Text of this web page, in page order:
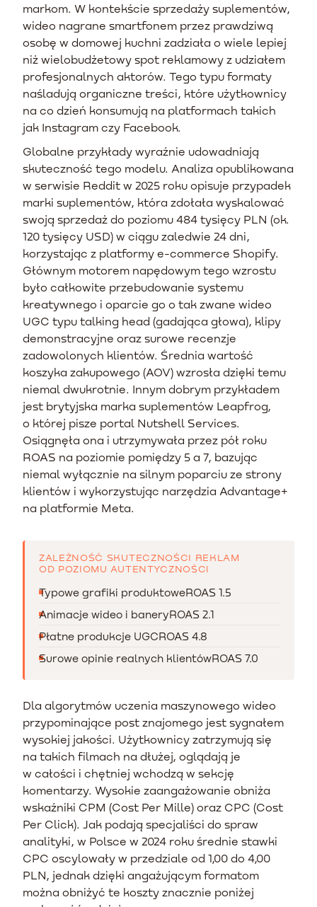
markom. W kontekście sprzedaży suplementów,
wideo nagrane smartfonem przez prawdziwą
osobę w domowej kuchni zadziała o wiele lepiej
niż wielobudżetowy spot reklamowy z udziałem
profesjonalnych aktorów. Tego typu formaty
naśladują organiczne treści, które użytkownicy
na co dzień konsumują na platformach takich
jak Instagram czy Facebook.
Globalne przykłady wyraźnie udowadniają
skuteczność tego modelu. Analiza opublikowana
w serwisie Reddit w 2025 roku opisuje przypadek
marki suplementów, która zdołała wyskalować
swoją sprzedaż do poziomu 484 tysięcy PLN (ok.
120 tysięcy USD) w ciągu zaledwie 24 dni,
korzystając z platformy e-commerce Shopify.
Głównym motorem napędowym tego wzrostu
było całkowite przebudowanie systemu
kreatywnego i oparcie go o tak zwane wideo
UGC typu talking head (gadająca głowa), klipy
demonstracyjne oraz surowe recenzje
zadowolonych klientów. Średnia wartość
koszyka zakupowego (AOV) wzrosła dzięki temu
niemal dwukrotnie. Innym dobrym przykładem
jest brytyjska marka suplementów Leapfrog,
o której pisze portal Nutshell Services.
Osiągnęła ona i utrzymywała przez pół roku
ROAS na poziomie pomiędzy 5 a 7, bazując
niemal wyłącznie na silnym poparciu ze strony
klientów i wykorzystując narzędzia Advantage+
na platformie Meta.
ZALEŻNOŚĆ SKUTECZNOŚCI REKLAM
OD POZIOMU AUTENTYCZNOŚCI
Typowe grafiki produktoweROAS 1.5
Animacje wideo i baneryROAS 2.1
Płatne produkcje UGCROAS 4.8
Surowe opinie realnych klientówROAS 7.0
Dla algorytmów uczenia maszynowego wideo
przypominające post znajomego jest sygnałem
wysokiej jakości. Użytkownicy zatrzymują się
na takich filmach na dłużej, oglądają je
w całości i chętniej wchodzą w sekcję
komentarzy. Wysokie zaangażowanie obniża
wskaźniki CPM (Cost Per Mille) oraz CPC (Cost
Per Click). Jak podają specjaliści do spraw
analityki, w Polsce w 2024 roku średnie stawki
CPC oscylowały w przedziale od 1,00 do 4,00
PLN, jednak dzięki angażującym formatom
można obniżyć te koszty znacznie poniżej